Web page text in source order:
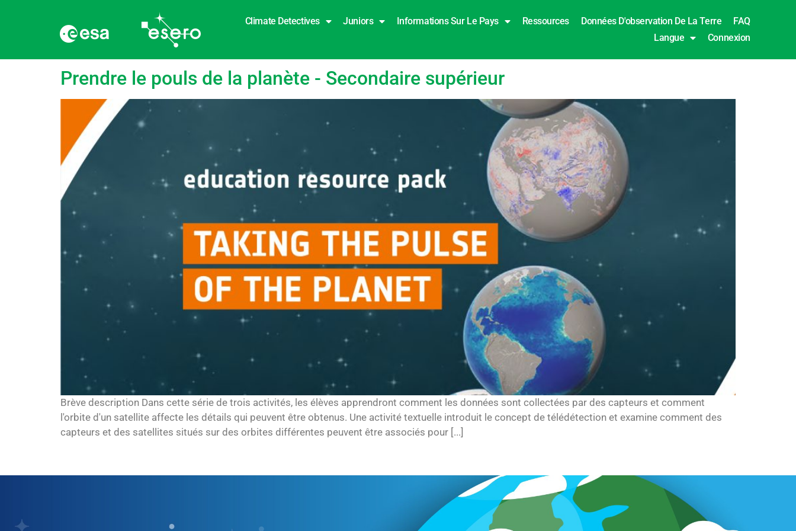
Climate Detectives Juniors Informations Sur Le Pays Ressources Données D'observation De La Terre
FAQ
Langue
Connexion
Étiquette :Temporel
Prendre le pouls de la planète - Secondaire supérieur
Brève description Dans cette série de trois activités, les élèves apprendront comment les données sont collectées par des capteurs et comment
l'orbite d'un satellite affecte les détails qui peuvent être obtenus. Une activité textuelle introduit le concept de télédétection et examine comment des
capteurs et des satellites situés sur des orbites différentes peuvent être associés pour [...]